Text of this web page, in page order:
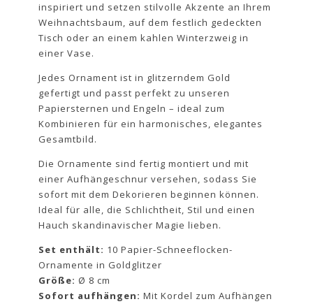
inspiriert und setzen stilvolle Akzente an Ihrem
Weihnachtsbaum, auf dem festlich gedeckten
Tisch oder an einem kahlen Winterzweig in
einer Vase.
Jedes Ornament ist in glitzerndem Gold
gefertigt und passt perfekt zu unseren
Papiersternen und Engeln – ideal zum
Kombinieren für ein harmonisches, elegantes
Gesamtbild.
Die Ornamente sind fertig montiert und mit
einer Aufhängeschnur versehen, sodass Sie
sofort mit dem Dekorieren beginnen können.
Ideal für alle, die Schlichtheit, Stil und einen
Hauch skandinavischer Magie lieben.
Set enthält: 10 Papier-Schneeflocken-
Ornamente in Goldglitzer
Größe: Ø 8 cm
Sofort aufhängen: Mit Kordel zum Aufhängen